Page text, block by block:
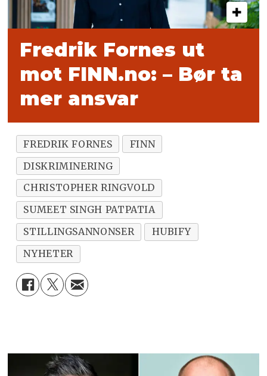
Fredrik Fornes ut
mot FINN.no: – Bør ta
mer ansvar
FREDRIK FORNES
FINN
DISKRIMINERING
CHRISTOPHER RINGVOLD
SUMEET SINGH PATPATIA
STILLINGSANNONSER
HUBIFY
NYHETER